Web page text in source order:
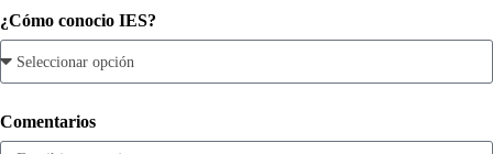
¿Cómo conocio IES?
Comentarios